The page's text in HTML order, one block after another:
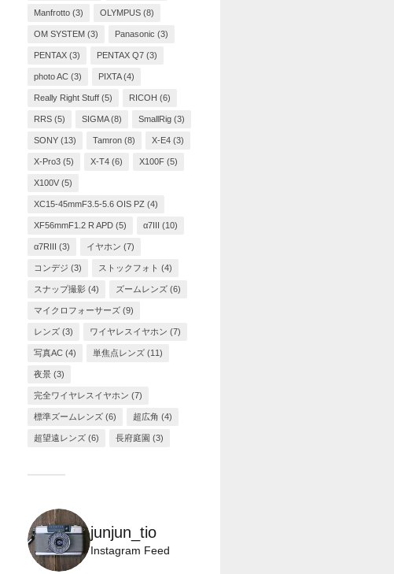
Manfrotto (3) OLYMPUS (8)
OM SYSTEM (3) Panasonic (3)
PENTAX (3) PENTAX Q7 (3)
photo AC (3) PIXTA(4)
Really Right Stuff (5) RICOH (6)
RRS (5) SIGMA(8) SmallRig (3)
SONY (13) Tamron (8) X-E4 (3)
X-Pro3 (5) X-T4 (6) X100F (5)
X100V (5)
XC15-45mmF3.5-5.6 OIS PZ (4)
XF56mmF1.2 R APD (5) α7III (10)
α7RIII (3) イヤホン (7)
コンデジ (3) ストックフォト (4)
スナップ撮影 (4) ズームレンズ (6)
マイクロフォーサーズ (9)
レンズ (3) ワイヤレスイヤホン (7)
写真AC (4) 単焦点レンズ (11)
夜景 (3)
完全ワイヤレスイヤホン (7)
標準ズームレンズ (6) 超広角 (4)
超望遠レンズ (6) 長府庭園 (3)
junjun_tio
Instagram Feed